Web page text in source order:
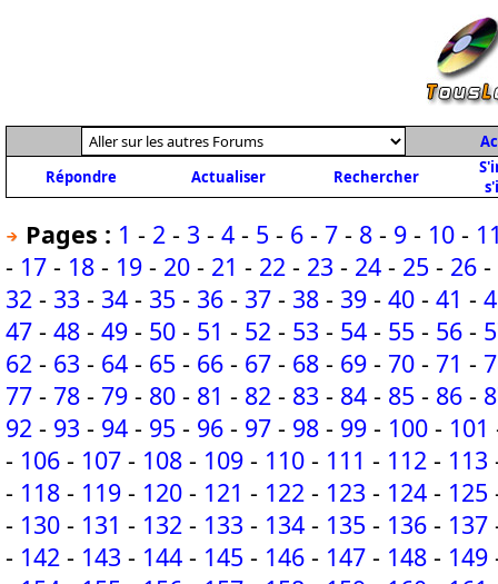
Répondre
Actualiser Rechercher
Pages : 1 - 2 - 3 - 4 - 5 - 6 - 7 - 8 - 9 - 10 -
- 17 - 18 - 19 - 20 - 21 - 22 - 23 - 24 - 25 - 26 -
32 - 33 - 34 - 35 - 36 - 37 - 38 - 39 - 40 - 41 -
47 - 48 - 49 - 50 - 51 - 52 - 53 - 54 - 55 - 56 -
62 - 63 - 64 - 65 - 66 - 67 - 68 - 69 - 70 - 71 -
77 - 78 - 79 - 80 - 81 - 82 - 83 - 84 - 85 - 86 -
92 - 93 - 94 - 95 - 96 - 97 - 98 - 99 - 100 - 101
- 106 - 107 - 108 - 109 - 110 - 111 - 112 - 113
- 118 - 119 - 120 - 121 - 122 - 123 - 124 - 125
- 130 - 131 - 132 - 133 - 134 - 135 - 136 - 137
- 142 - 143 - 144 - 145 - 146 - 147 - 148 - 149